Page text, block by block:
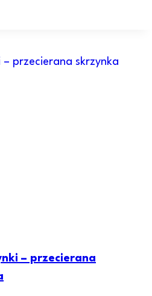
– przecierana